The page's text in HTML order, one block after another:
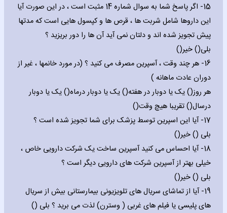
15- اگر پاسخ شما به سوال شماره 14 مثبت است ، در این صورت آیا
این داروها شامل شربت ها ، قرص ها و کپسول هایی است که مدتها
پیش تجویز شده اند و دلتان نمی آید آن ها را دور بریزید ؟
بلی() خیر()
16- هر چند وقت ، آسپرین مصرف می کنید ؟ (در مورد خانمها ، غیر از
دوران عادت ماهانه )
هر روز() یک یا دوبار در هفته() یک یا دوبار درماه() یک یا دوبار
درسال() تقریبا هیچ وقت()
17- آیا این اسپرین توسط پزشک برای شما تجویز شده است ؟
بلی () خیر()
18- آیا احساس می کنید آسپرین ساخت یک شرکت دارویی خاص ،
خیلی بهتر از آسپرین شرکت های دارویی دیگر است ؟
بلی () خیر()
19- آیا از تماشای سریال های تلویزیونی بیمارستانی بیش از سریال
های پلیسی یا فیلم های غربی ( وسترن) لذت می برید ؟ بلی ()